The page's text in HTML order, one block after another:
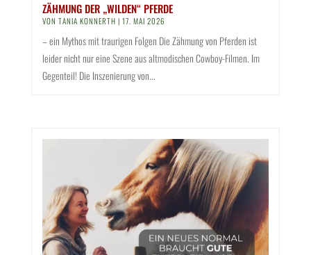
ZÄHMUNG DER „WILDEN“ PFERDE
VON TANIA KONNERTH | 17. MAI 2026
– ein Mythos mit traurigen Folgen Die Zähmung von Pferden ist
leider nicht nur eine Szene aus altmodischen Cowboy-Filmen. Im
Gegenteil! Die Inszenierung von...